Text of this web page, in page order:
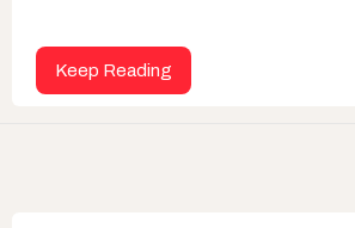
Keep Reading